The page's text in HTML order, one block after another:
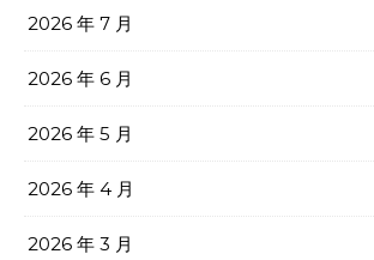
2026 年 7 月
2026 年 6 月
2026 年 5 月
2026 年 4 月
2026 年 3 月